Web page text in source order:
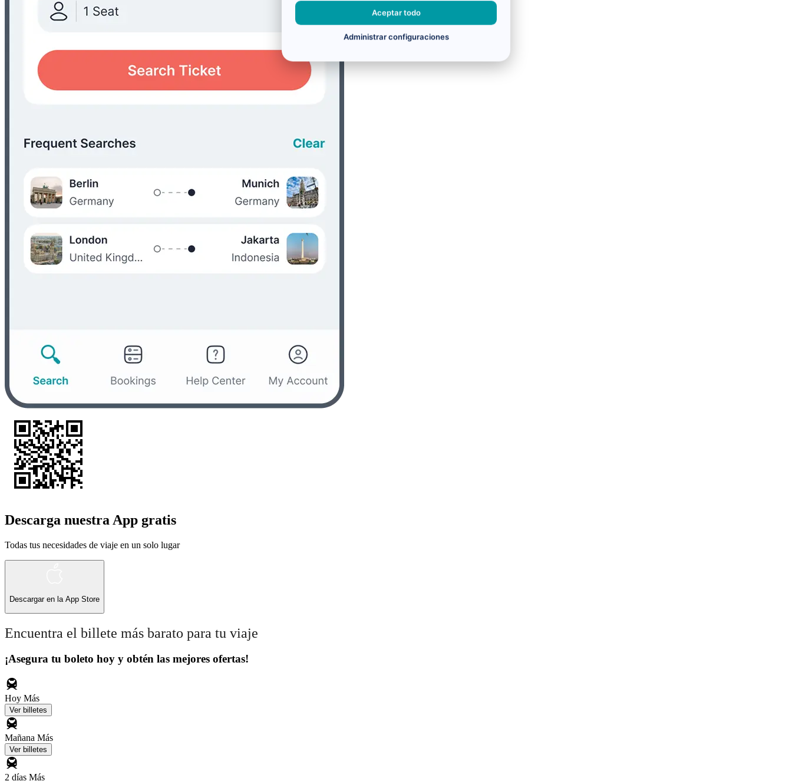
Descarga nuestra App gratis
Todas tus necesidades de viaje en un solo lugar
Descargar en la App Store
Encuentra el billete más barato para tu viaje
¡Asegura tu boleto hoy y obtén las mejores ofertas!
Hoy Más
Ver billetes
Mañana Más
Ver billetes
2 días Más
Aceptar todo
Administrar configuraciones